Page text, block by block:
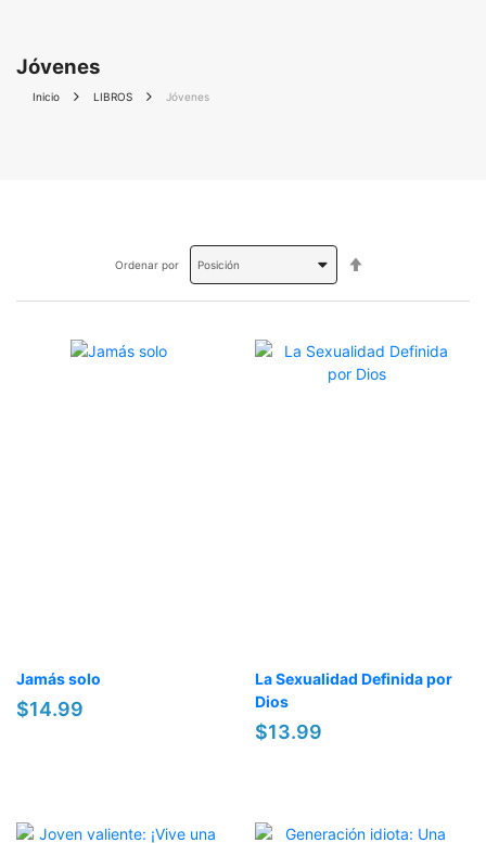
Jóvenes
Inicio LIBROS Jóvenes
Ordenar por
Jamás solo
$14.99
La Sexualidad Definida por
Dios
$13.99